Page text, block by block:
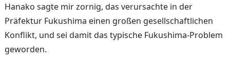
Hanako sagte mir zornig, das verursachte in der
Präfektur Fukushima einen großen ge­sellschaftlichen
Konflikt, und sei damit das typische Fuku­shima-Problem
geworden.